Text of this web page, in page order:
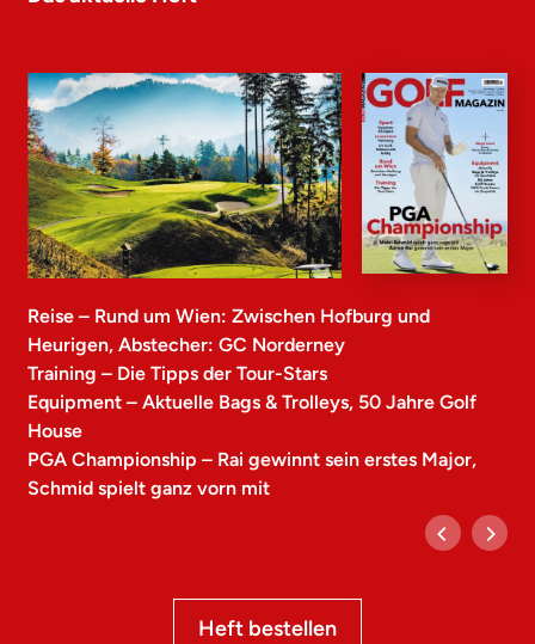
Reise – Rund um Wien: Zwischen Hofburg und
Heurigen, Abstecher: GC Norderney
Training – Die Tipps der Tour-Stars
Equipment – Aktuelle Bags & Trolleys, 50 Jahre Golf
House
PGA Championship – Rai gewinnt sein erstes Major,
Schmid spielt ganz vorn mit
Heft bestellen